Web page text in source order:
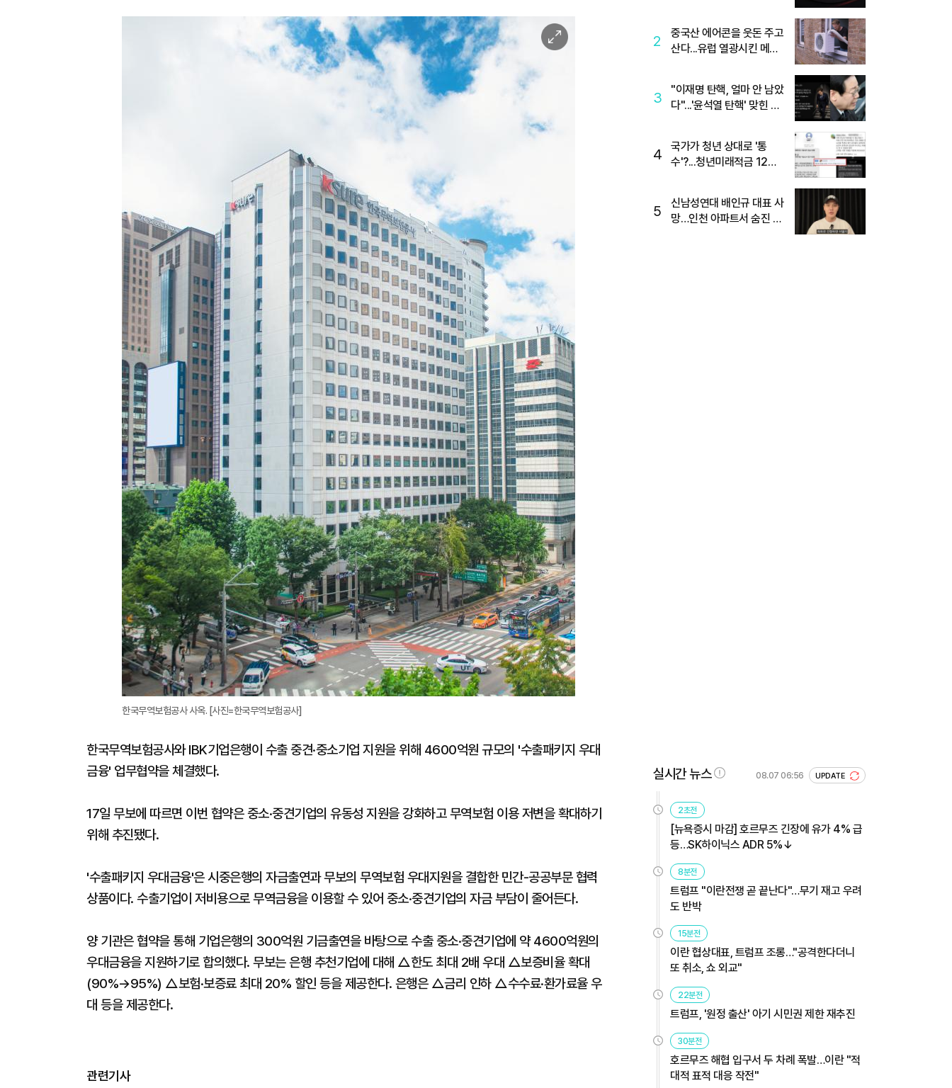
이
미
대
한국무역보험공사 사옥. [사진=한국무역보험공사]
한국무역보험공사와 IBK기업은행이 수출 중견·중소기업 지원을 위해 4600억원 규모의 '수출패키지 우대
금융' 업무협약을 체결했다.
17일 무보에 따르면 이번 협약은 중소·중견기업의 유동성 지원을 강화하고 무역보험 이용 저변을 확대하기
위해 추진됐다.
'수출패키지 우대금융'은 시중은행의 자금출연과 무보의 무역보험 우대지원을 결합한 민간-공공부문 협력
상품이다. 수출기업이 저비용으로 무역금융을 이용할 수 있어 중소·중견기업의 자금 부담이 줄어든다.
양 기관은 협약을 통해 기업은행의 300억원 기금출연을 바탕으로 수출 중소·중견기업에 약 4600억원의
우대금융을 지원하기로 합의했다. 무보는 은행 추천기업에 대해 △한도 최대 2배 우대 △보증비율 확대
(90%→95%) △보험·보증료 최대 20% 할인 등을 제공한다. 은행은 △금리 인하 △수수료·환가료율 우
대 등을 제공한다.
관련기사
2
중국산 에어콘을 웃돈 주고
산다...유럽 열광시킨 메이
3
"이재명 탄핵, 얼마 안 남았
다"...'윤석열 탄핵' 맞힌 무
4
국가가 청년 상대로 '통
수'?...청년미래적금 12%
5
신남성연대 배인규 대표 사
망…인천 아파트서 숨진 채
실시간 뉴스 08.07 06:56 UPDATE
2초전
[뉴욕증시 마감] 호르무즈 긴장에 유가 4% 급
등…SK하이닉스 ADR 5%↓
8분전
트럼프 "이란전쟁 곧 끝난다"…무기 재고 우려
도 반박
15분전
이란 협상대표, 트럼프 조롱…"공격한다더니
또 취소, 쇼 외교"
22분전
트럼프, '원정 출산' 아기 시민권 제한 재추진
30분전
호르무즈 해협 입구서 두 차례 폭발…이란 "적
대적 표적 대응 작전"